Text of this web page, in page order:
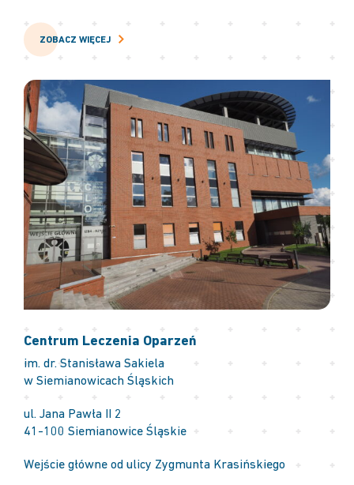
Centrum Leczenia Oparzeń
im. dr. Stanisława Sakiela
w Siemianowicach Śląskich
ul. Jana Pawła II 2
41-100 Siemianowice Śląskie
Wejście główne od ulicy Zygmunta Krasińskiego
ZOBACZ WIĘCEJ